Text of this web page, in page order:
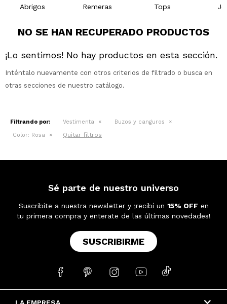
Abrigos Remeras Tops
NO SE HAN RECUPERADO PRODUCTOS
¡Lo sentimos! No hay productos en esta sección.
Inténtalo nuevamente con otros criterios de filtrado o busca en
otras secciones de nuestro catálogo.
Filtrando por: Vestimenta
Buzos y canguros
Color: Rosa Quitar filtros
Sé parte de nuestro universo
Suscribite a nuestra newsletter y ¡recibí un 15% OFF en
tu primera compra y enterate de las últimas novedades!
SUSCRIBIRME
    